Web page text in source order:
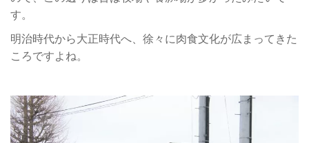
す。
明治時代から大正時代へ、徐々に肉食文化が広まってきた
ころですよね。